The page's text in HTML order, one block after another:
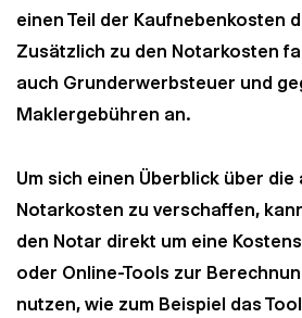
einen Teil der Kaufnebenkosten
Zusätzlich zu den Notarkosten
auch Grunderwerbsteuer und
Maklergebühren an.
Um sich einen Überblick über die
Notarkosten zu verschaffen,
den Notar direkt um eine
oder Online-Tools zur
nutzen, wie zum Beispiel das